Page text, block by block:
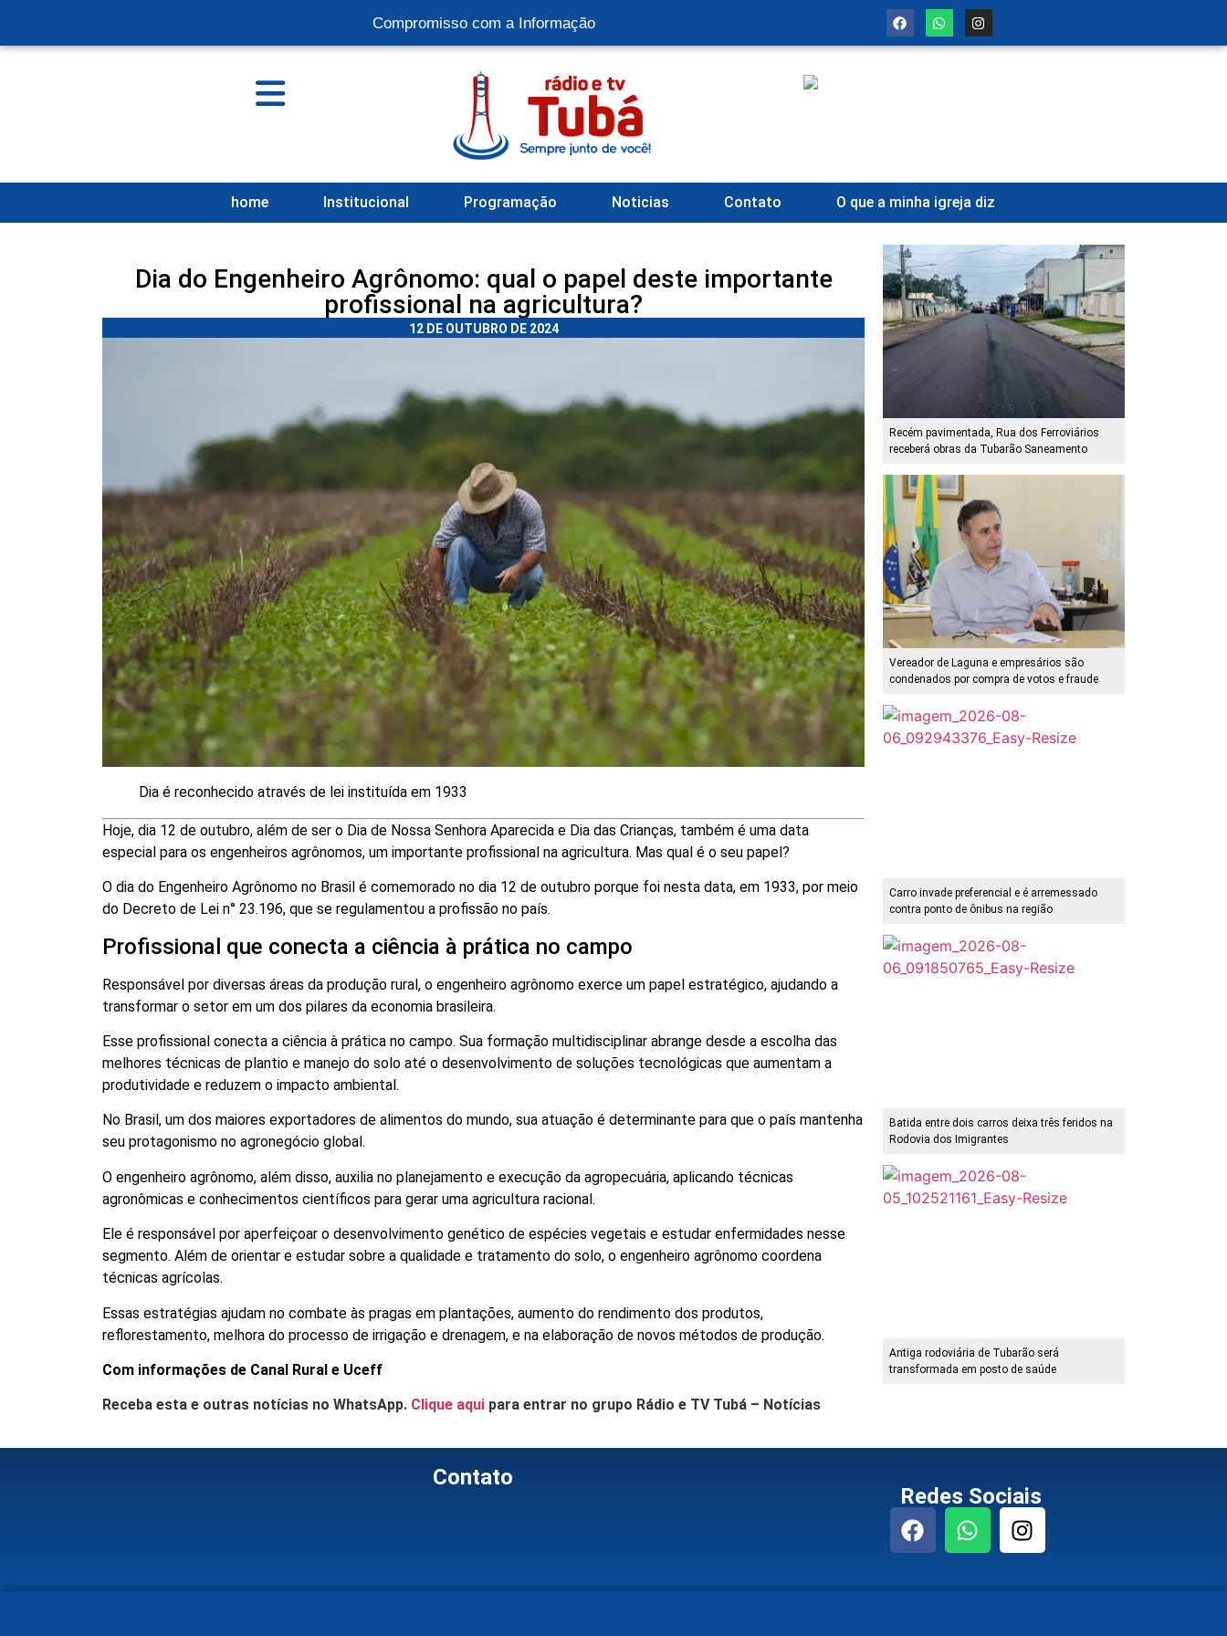
Compromisso com a Informação
home Institucional Programação Noticias Contato O que a minha igreja diz
Dia do Engenheiro Agrônomo: qual o papel deste importante
profissional na agricultura?
12 DE OUTUBRO DE 2024
Dia é reconhecido através de lei instituída em 1933
Hoje, dia 12 de outubro, além de ser o Dia de Nossa Senhora Aparecida e Dia das Crianças, também é uma data
especial para os engenheiros agrônomos, um importante profissional na agricultura. Mas qual é o seu papel?
O dia do Engenheiro Agrônomo no Brasil é comemorado no dia 12 de outubro porque foi nesta data, em 1933, por meio
do Decreto de Lei n° 23.196, que se regulamentou a profissão no país.
Profissional que conecta a ciência à prática no campo
Responsável por diversas áreas da produção rural, o engenheiro agrônomo exerce um papel estratégico, ajudando a
transformar o setor em um dos pilares da economia brasileira.
Esse profissional conecta a ciência à prática no campo. Sua formação multidisciplinar abrange desde a escolha das
melhores técnicas de plantio e manejo do solo até o desenvolvimento de soluções tecnológicas que aumentam a
produtividade e reduzem o impacto ambiental.
No Brasil, um dos maiores exportadores de alimentos do mundo, sua atuação é determinante para que o país mantenha
seu protagonismo no agronegócio global.
O engenheiro agrônomo, além disso, auxilia no planejamento e execução da agropecuária, aplicando técnicas
agronômicas e conhecimentos científicos para gerar uma agricultura racional.
Ele é responsável por aperfeiçoar o desenvolvimento genético de espécies vegetais e estudar enfermidades nesse
segmento. Além de orientar e estudar sobre a qualidade e tratamento do solo, o engenheiro agrônomo coordena
técnicas agrícolas.
Essas estratégias ajudam no combate às pragas em plantações, aumento do rendimento dos produtos,
reflorestamento, melhora do processo de irrigação e drenagem, e na elaboração de novos métodos de produção.
Com informações de Canal Rural e Uceff
Receba esta e outras notícias no WhatsApp. Clique aqui para entrar no grupo Rádio e TV Tubá – Notícias
Recém pavimentada, Rua dos Ferroviários
receberá obras da Tubarão Saneamento
Vereador de Laguna e empresários são
condenados por compra de votos e fraude
Carro invade preferencial e é arremessado
contra ponto de ônibus na região
Batida entre dois carros deixa três feridos na
Rodovia dos Imigrantes
Antiga rodoviária de Tubarão será
transformada em posto de saúde
Contato
Redes Sociais